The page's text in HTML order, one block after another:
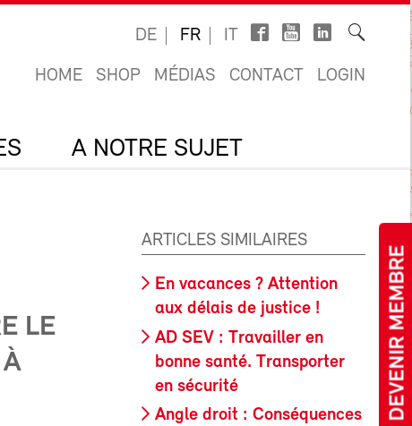
DEVENIR MEMBRE
DE FR IT
HOME SHOP MÉDIAS CONTACT LOGIN
A NOTRE SUJET
LE
ARTICLES SIMILAIRES
En vacances ? Attention
aux délais de justice !
AD SEV : Travailler en
bonne santé. Transporter
en sécurité
Angle droit : Conséquences